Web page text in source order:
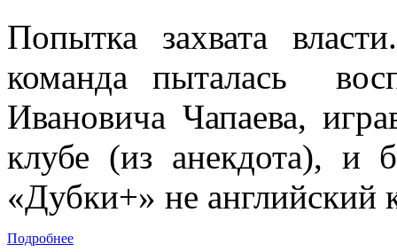
Попытка захвата
команда пыталась
Ивановича Чапаева,
клубе (из анекдота), и
«Дубки+» не английский
Подробнее